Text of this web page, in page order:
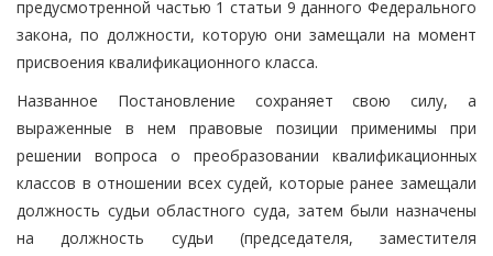
предусмотренной частью 1 статьи 9 данного Федерального
закона, по должности, которую они замещали на момент
присвоения квалификационного класса.
Названное Постановление сохраняет свою силу, а
выраженные в нем правовые позиции применимы при
решении вопроса о преобразовании квалификационных
классов в отношении всех судей, которые ранее замещали
должность судьи областного суда, затем были назначены
на должность судьи (председателя, заместителя